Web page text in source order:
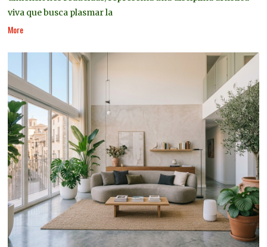
viva que busca plasmar la
More